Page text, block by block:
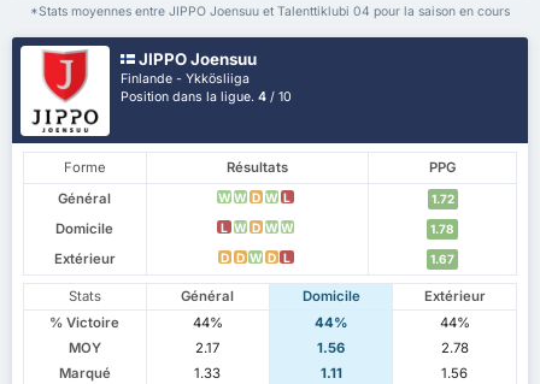
*Stats moyennes entre JIPPO Joensuu et Talenttiklubi 04 pour la saison en cours
JIPPO Joensuu
Finlande - Ykkösliiga
Position dans la ligue.4 / 10
Forme Résultats
PPG
Général
W W D W L 1.72
Domicile L W D W W 1.78
Extérieur D D W D L 1.67
Stats Général Domicile
Extérieur
% Victoire
44% 44%
44%
MOY
2.17 1.56
2.78
Marqué
1.33 1.11
1.56